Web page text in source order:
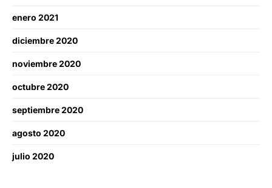
enero 2021
diciembre 2020
noviembre 2020
octubre 2020
septiembre 2020
agosto 2020
julio 2020